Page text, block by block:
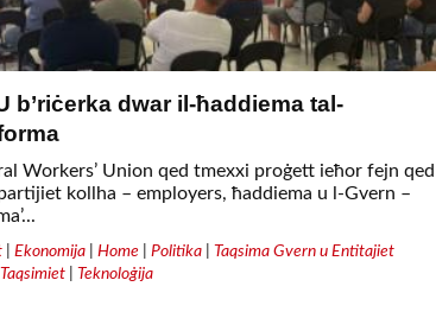
b’riċerka dwar il-ħaddiema tal-
Workers’ Union qed tmexxi proġett ieħor fejn qed
kollha – employers, ħaddiema u l-Gvern –
| Ekonomija| Home| Politika| Taqsima Gvern u Entitajiet
Taqsimiet| Teknoloġija